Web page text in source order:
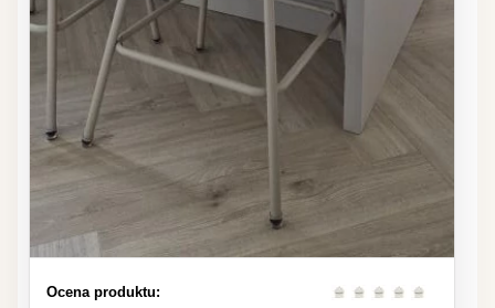
Ocena produktu: